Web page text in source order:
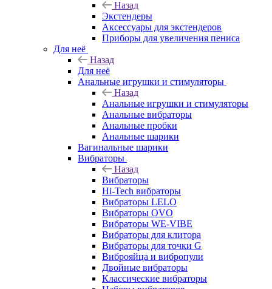
Назад
Экстендеры
Аксессуары для экстендеров
Приборы для увеличения пениса
Для неё
Назад
Для неё
Анальные игрушки и стимуляторы
Назад
Анальные игрушки и стимуляторы
Анальные вибраторы
Анальные пробки
Анальные шарики
Вагинальные шарики
Вибраторы
Назад
Вибраторы
Hi-Tech вибраторы
Вибраторы LELO
Вибраторы OVO
Вибраторы WE-VIBE
Вибраторы для клитора
Вибраторы для точки G
Виброяйца и вибропули
Двойные вибраторы
Классические вибраторы